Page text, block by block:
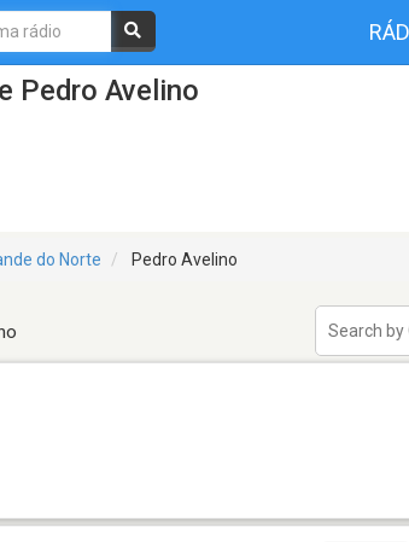
Pedro Avelino
do Norte Pedro Avelino